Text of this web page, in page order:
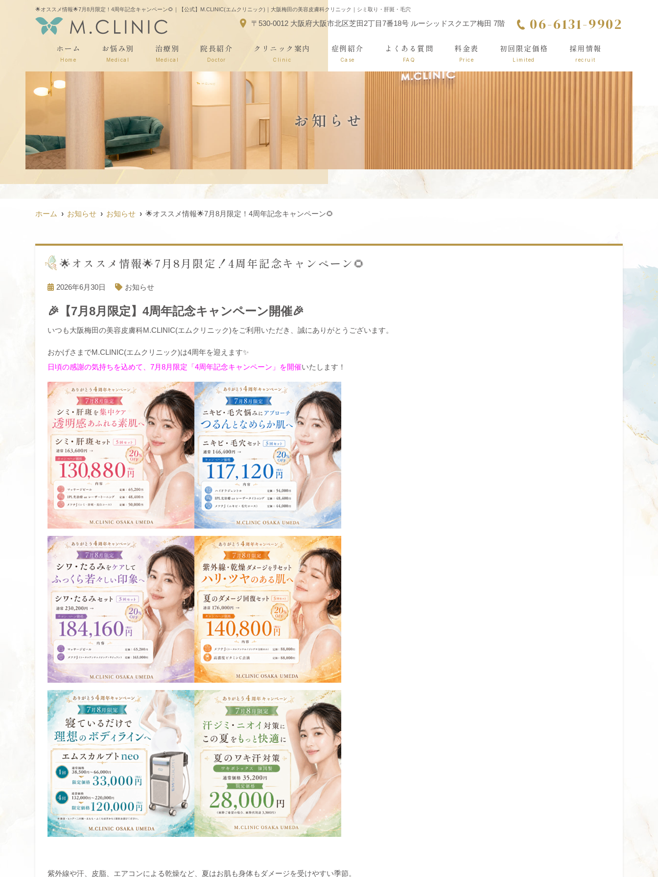
🌟オススメ情報🌟7月8月限定！4周年記念キャンペーン🌻｜【公式】M.CLINIC(エムクリニック)｜大阪梅田の美容皮膚科クリニック｜シミ取り・肝斑・毛穴
〒530-0012 大阪府大阪市北区芝田2丁目7番18号 ルーシッドスクエア梅田 7階 06-6131-9902
ホーム
Home
お悩み別
Medical
治療別
Medical
院長紹介
Doctor
クリニック案内
Clinic
症例紹介
Case
よくある質問
FAQ
料金表
Price
初回限定価格
Limited
採用情報
recruit
お知らせ
ホーム お知らせ お知らせ 🌟オススメ情報🌟7月8月限定！4周年記念キャンペーン🌻
🌟オススメ情報🌟7月8月限定！4周年記念キャンペーン🌻
2026年6月30日 お知らせ
🎉【7月8月限定】4周年記念キャンペーン開催🎉
いつも大阪梅田の美容皮膚科M.CLINIC(エムクリニック)をご利用いただき、誠にありがとうございます。
おかげさまでM.CLINIC(エムクリニック)は4周年を迎えます✨
日頃の感謝の気持ちを込めて、7月8月限定「4周年記念キャンペーン」を開催いたします！
紫外線や汗、皮脂、エアコンによる乾燥など、夏はお肌も身体もダメージを受けやすい季節。